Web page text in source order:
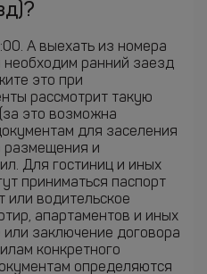
А выехать из номера
необходим ранний заезд
это при
рассмотрит такую
это возможна
для заселения
размещения и
Для гостиниц и иных
приниматься паспорт
или водительское
апартаментов и иных
или заключение договора
конкретного
определяются